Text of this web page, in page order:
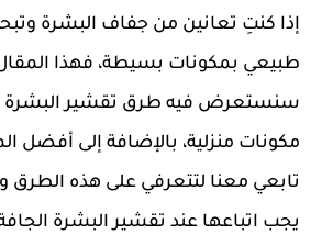
إذا كنتِ تعانين من جفاف البشرة
طبيعي بمكونات بسيطة، فهذا
سنستعرض فيه طرق تقشير البشرة
مكونات منزلية، بالإضافة إلى أفضل
تابعي معنا لتتعرفي على هذه الطرق
يجب اتباعها عند تقشير البشرة